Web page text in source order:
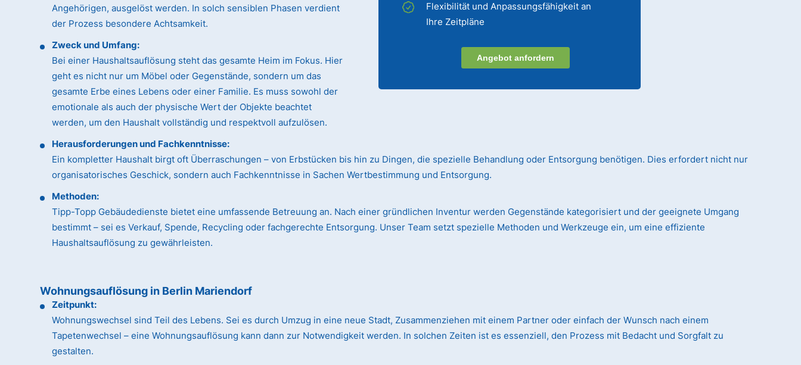
Flexibilität und Anpassungsfähigkeit an
Ihre Zeitpläne
Angebot anfordern
Angehörigen, ausgelöst werden. In solch sensiblen Phasen verdient
der Prozess besondere Achtsamkeit.
Zweck und Umfang:
Bei einer Haushaltsauflösung steht das gesamte Heim im Fokus. Hier
geht es nicht nur um Möbel oder Gegenstände, sondern um das
gesamte Erbe eines Lebens oder einer Familie. Es muss sowohl der
emotionale als auch der physische Wert der Objekte beachtet
werden, um den Haushalt vollständig und respektvoll aufzulösen.
Herausforderungen und Fachkenntnisse:
Ein kompletter Haushalt birgt oft Überraschungen – von Erbstücken bis hin zu Dingen, die spezielle Behandlung oder Entsorgung benötigen. Dies erfordert nicht nur
organisatorisches Geschick, sondern auch Fachkenntnisse in Sachen Wertbestimmung und Entsorgung.
Methoden:
Tipp-Topp Gebäudedienste bietet eine umfassende Betreuung an. Nach einer gründlichen Inventur werden Gegenstände kategorisiert und der geeignete Umgang
bestimmt – sei es Verkauf, Spende, Recycling oder fachgerechte Entsorgung. Unser Team setzt spezielle Methoden und Werkzeuge ein, um eine effiziente
Haushaltsauflösung zu gewährleisten.
Wohnungsauflösung in Berlin Mariendorf
Zeitpunkt:
Wohnungswechsel sind Teil des Lebens. Sei es durch Umzug in eine neue Stadt, Zusammenziehen mit einem Partner oder einfach der Wunsch nach einem
Tapetenwechsel – eine Wohnungsauflösung kann dann zur Notwendigkeit werden. In solchen Zeiten ist es essenziell, den Prozess mit Bedacht und Sorgfalt zu
gestalten.